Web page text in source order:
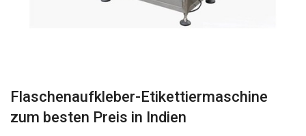
Flaschenaufkleber-Etikettiermaschine
zum besten Preis in Indien